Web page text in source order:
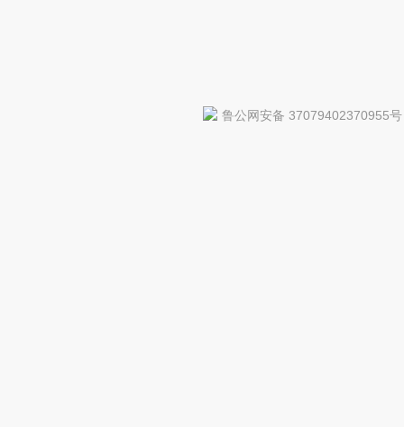
鲁公网安备 37079402370955号